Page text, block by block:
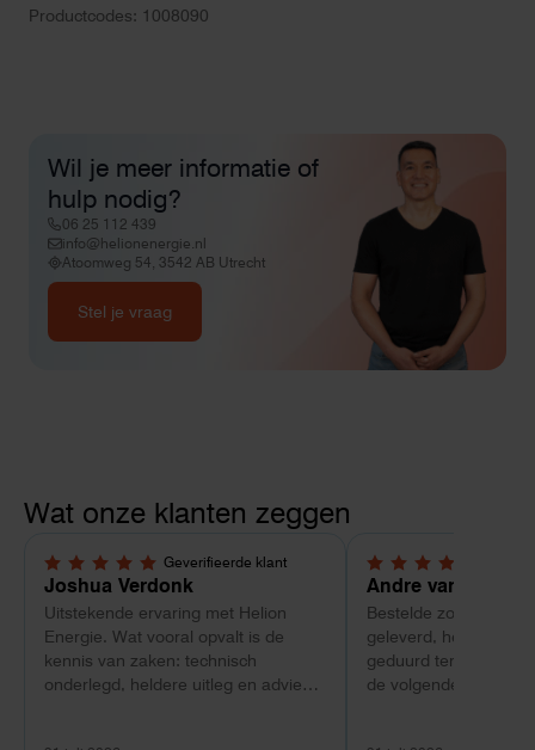
Productcodes: 1008090
Wil je meer informatie of
hulp nodig?
06 25 112 439
info@helionenergie.nl
Atoomweg 54, 3542 AB Utrecht
Stel je vraag
Wat onze klanten zeggen
Geverifieerde klant
5,0 van 5 sterren
Joshua Verdonk
Uitstekende ervaring met Helion
Energie. Wat vooral opvalt is de
kennis van zaken: technisch
onderlegd, heldere uitleg en advies
4 van 5 sterren
Andre van
Bestelde
geleverd, heeft wel
geduurd terwijl bij
de volgende dag al